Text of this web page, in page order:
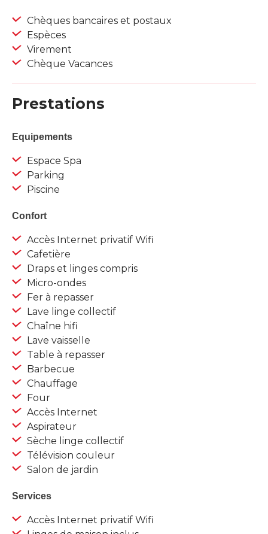
Chèques bancaires et postaux
Espèces
Virement
Chèque Vacances
Prestations
Equipements
Espace Spa
Parking
Piscine
Confort
Accès Internet privatif Wifi
Cafetière
Draps et linges compris
Micro-ondes
Fer à repasser
Lave linge collectif
Chaîne hifi
Lave vaisselle
Table à repasser
Barbecue
Chauffage
Four
Accès Internet
Aspirateur
Sèche linge collectif
Télévision couleur
Salon de jardin
Services
Accès Internet privatif Wifi